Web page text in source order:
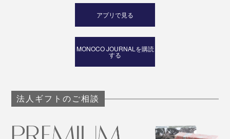
アプリで見る
MONOCO JOURNALを購読
する
法人ギフトのご相談